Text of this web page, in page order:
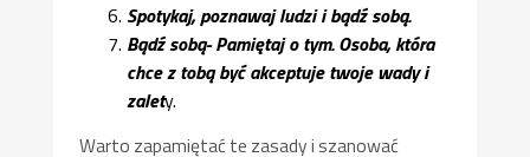
Spotykaj, poznawaj ludzi i bądź sobą.
Bądź sobą- Pamiętaj o tym. Osoba, która
chce z tobą być akceptuje twoje wady i
zalety.
Warto zapamiętać te zasady i szanować